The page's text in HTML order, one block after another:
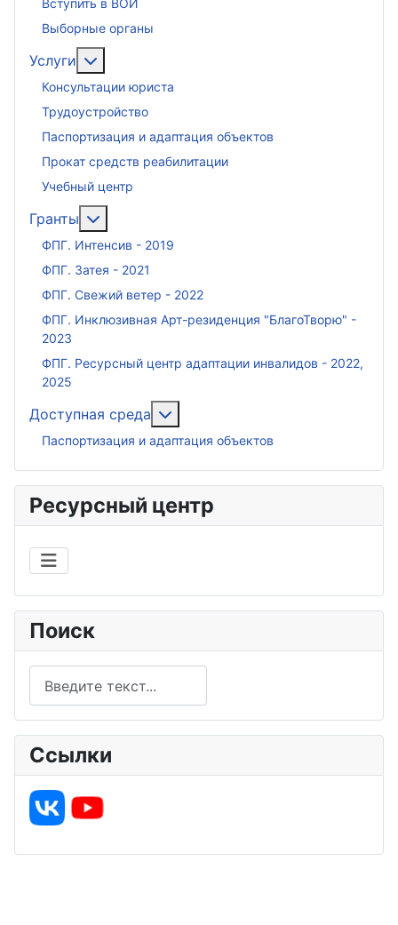
Выборные органы
Услуги
Консультации юриста
Трудоустройство
Паспортизация и адаптация объектов
Прокат средств реабилитации
Учебный центр
Гранты
ФПГ. Интенсив - 2019
ФПГ. Затея - 2021
ФПГ. Свежий ветер - 2022
ФПГ. Инклюзивная Арт-резиденция "БлагоТворю" -
2023
ФПГ. Ресурсный центр адаптации инвалидов - 2022,
2025
Доступная среда
Паспортизация и адаптация объектов
Ресурсный центр
Поиск
Ссылки